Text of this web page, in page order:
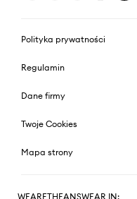
Polityka prywatności
Regulamin
Dane firmy
Twoje Cookies
Mapa strony
WEARETHEANSWEAR IN: